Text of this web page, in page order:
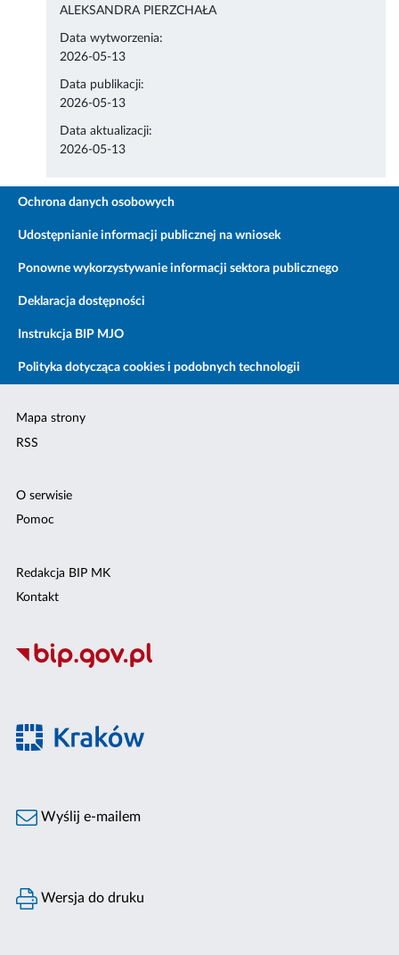
ALEKSANDRA PIERZCHAŁA
Data wytworzenia:
2026-05-13
Data publikacji:
2026-05-13
Data aktualizacji:
2026-05-13
Ochrona danych osobowych
Udostępnianie informacji publicznej na wniosek
Ponowne wykorzystywanie informacji sektora publicznego
Deklaracja dostępności
Instrukcja BIP MJO
Polityka dotycząca cookies i podobnych technologii
Mapa strony
RSS
O serwisie
Pomoc
Redakcja BIP MK
Kontakt
Wyślij e-mailem
Wersja do druku